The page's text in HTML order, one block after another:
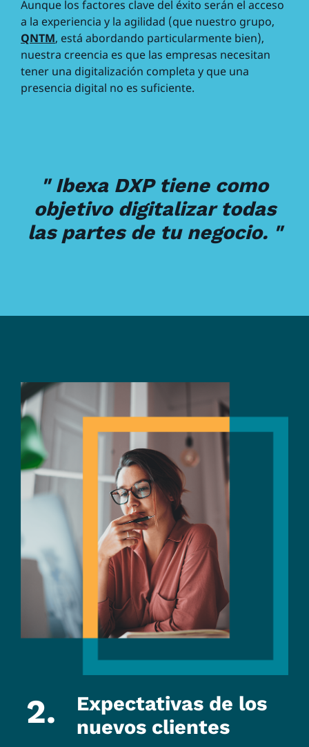
Aunque los factores clave del éxito serán el acceso
a la experiencia y la agilidad (que nuestro grupo,
QNTM, está abordando particularmente bien),
nuestra creencia es que las empresas necesitan
tener una digitalización completa y que una
presencia digital no es suficiente.
" Ibexa DXP tiene como
objetivo digitalizar todas
las partes de tu negocio. "
2.
Expectativas de los
nuevos clientes